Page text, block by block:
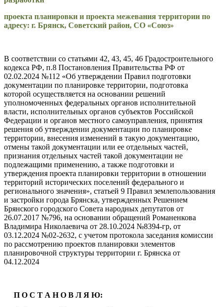
проекта планировки и проекта межевания территории по
адресу: г. Брянск, Советский район, СО «Союз»
В соответствии со статьями 42, 43, 45, 46 Градостроительного
кодекса РФ, п.8 Постановления Правительства РФ от
02.02.2024 №112 «Об утверждении Правил подготовки
документации по планировке территории, подготовка
которой осуществляется на основании решений
уполномоченных федеральных органов исполнительной
власти, исполнительных органов субъектов Российской
Федерации и органов местного самоуправления, принятия
решения об утверждении документации по планировке
территории, внесения изменений в такую документацию,
отмены такой документации или ее отдельных частей,
признания отдельных частей такой документации не
подлежащими применению, а также подготовки и
утверждения проекта планировки территории в отношении
территорий исторических поселений федерального и
регионального значения», статьей 9 Правил землепользования
и застройки города Брянска, утвержденных Решением
Брянского городского Совета народных депутатов от
26.07.2017 №796, на основании обращений Романенкова
Владимира Николаевича от 28.10.2024 №8394-гр, от
03.12.2024 №02-2632, с учетом протокола заседания комиссии
по рассмотрению проектов планировки элементов
планировочной структуры территории г. Брянска от
04.12.2024
П О С Т А Н О В Л Я Ю: